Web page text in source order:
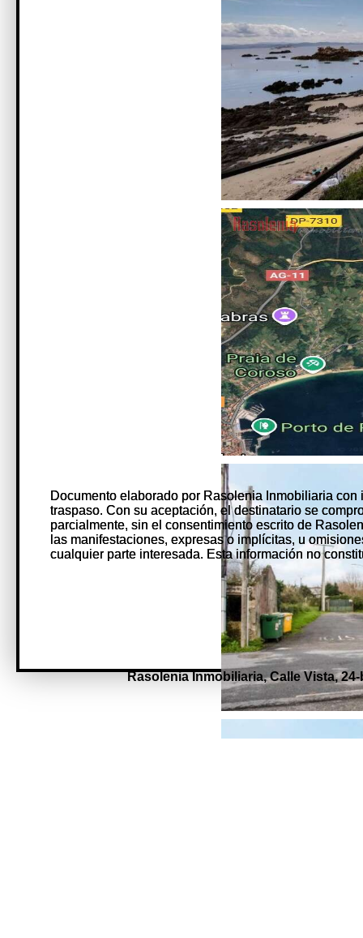
Documento elaborado por Rasolenia Inmobiliaria
traspaso. Con su aceptación, el destinatario se
parcialmente, sin el consentimiento escrito de
las manifestaciones, expresas o implícitas, u
cualquier parte interesada. Esta información no
Documento elaborado por Rasolenia Inmobiliaria
traspaso. Con su aceptación, el destinatario se
parcialmente, sin el consentimiento escrito de
las manifestaciones, expresas o implícitas, u
cualquier parte interesada. Esta información no
Rasolenia Inmobiliaria,Calle Vista,